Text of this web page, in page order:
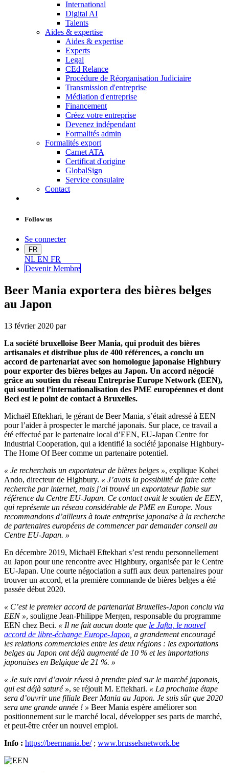
International
Digital AI
Talents
Aides & expertise
Aides & expertise
Experts
Legal
CEd Relance
Procédure de Réorganisation Judiciaire
Transmission d'entreprise
Médiation d'entreprise
Financement
Créez votre entreprise
Devenez indépendant
Formalités admin
Formalités export
Carnet ATA
Certificat d'origine
GlobalSign
Service consulaire
Contact
Follow us
Se connecter
FR
NL EN FR
Devenir Membre
Beer Mania exportera des bières belges
au Japon
13 février 2020 par
La société bruxelloise Beer Mania, qui produit des bières
artisanales et distribue plus de 400 références, a conclu un
accord de partenariat avec son homologue japonaise Highbury
pour exporter des bières belges au Japon. Un accord négocié
grâce au soutien du réseau Entreprise Europe Network (EEN),
qui soutient l’internationalisation des PME européennes et dont
Beci est le point de contact à Bruxelles.
Michaël Eftekhari, le gérant de Beer Mania, s’était adressé à EEN
pour l’aider à prospecter le marché japonais. Sur place, ce travail a
été effectué par le partenaire local d’EEN, EU-Japan Centre for
Industrial Cooperation, qui a identifié la société japonaise Highbury-
The Home Of Beer comme un partenaire potentiel.
« Je recherchais un exportateur de bières belges », explique Kohei
Ando, directeur de Highbury. « J’avais la possibilité de faire cette
recherche par internet, mais j’ai trouvé un exportateur fiable sur
référence du Centre EU-Japan. Ce contact avait le soutien de EEN,
qui représente un réseau considérable de PME en Europe. Nous
recommandons d’ailleurs à toute entreprise japonaise à la recherche
de partenaires européens de commencer par demander conseil au
Centre EU-Japan. »
En décembre 2019, Michaël Eftekhari s’est rendu personnellement
au Japon pour une rencontre avec Highbury, organisée par le Centre
EU-Japan. Une courte négociation a suffi aux deux partenaires pour
trouver un accord, et la première commande de bières belges a été
passée début 2020.
« C’est le premier accord de partenariat Bruxelles-Japon conclu via
EEN », souligne Jean-Philippe Mergen, responsable du programme
EEN chez Beci. « Il ne fait aucun doute que le Jafta, le nouvel
accord de libre-échange Europe-Japon , a grandement encouragé
les relations commerciales entre les deux régions : les exportations
belges au Japon ont déjà augmenté de 10 % et les importations
japonaises en Belgique de 21 %. »
« Je suis ravi d’avoir réussi à prendre pied sur le marché japonais,
qui est déjà saturé », se réjouit M. Eftekhari. « La prochaine étape
sera d’ouvrir une filiale Beer Mania au Japon. Je suis sûr que 2020
sera une grande année ! » Beer Mania espère améliorer son
positionnement sur le marché local, développer ses parts de marché,
et peut-être créer un nouvel emploi.
Info : https://beermania.be/; www.brusselsnetwork.be